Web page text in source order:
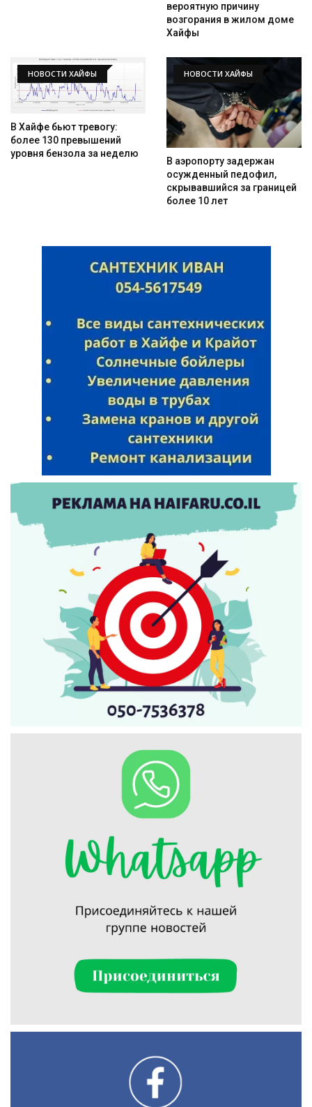
вероятную причину
возгорания в жилом доме
Хайфы
НОВОСТИ ХАЙФЫ
В Хайфе бьют тревогу:
более 130 превышений
уровня бензола за неделю
НОВОСТИ ХАЙФЫ
В аэропорту задержан
осужденный педофил,
скрывавшийся за границей
более 10 лет